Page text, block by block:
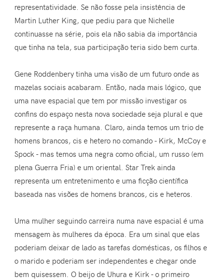
representatividade. Se não fosse pela insistência de
Martin Luther King, que pediu para que Nichelle
continuasse na série, pois ela não sabia da importância
que tinha na tela, sua participação teria sido bem curta.
Gene Roddenbery tinha uma visão de um futuro onde as
mazelas sociais acabaram. Então, nada mais lógico, que
uma nave espacial que tem por missão investigar os
confins do espaço nesta nova sociedade seja plural e que
represente a raça humana. Claro, ainda temos um trio de
homens brancos, cis e hetero no comando - Kirk, McCoy e
Spock - mas temos uma negra como oficial, um russo (em
plena Guerra Fria) e um oriental. Star Trek ainda
representa um entretenimento e uma ficção científica
baseada nas visões de homens brancos, cis e heteros.
Uma mulher seguindo carreira numa nave espacial é uma
mensagem às mulheres da época. Era um sinal que elas
poderiam deixar de lado as tarefas domésticas, os filhos e
o marido e poderiam ser independentes e chegar onde
bem quisessem. O beijo de Uhura e Kirk - o primeiro